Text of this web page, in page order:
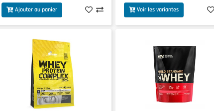
Ajouter au panier Voir les variantes